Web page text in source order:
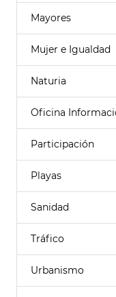
Mayores
Mujer e Igualdad
Naturia
Oficina
Participación
Playas
Sanidad
Tráfico
Urbanismo